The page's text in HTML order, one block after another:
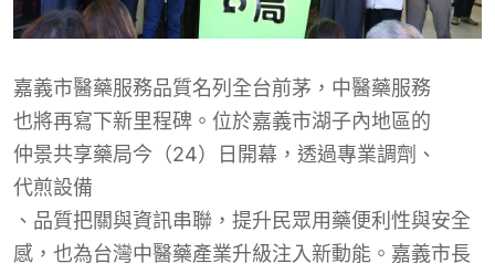
嘉義市醫藥服務品質名列全台前茅， 中醫藥服務
也將再寫下新里程碑。 位於嘉義市湖子內地區的
仲景共享藥局今（24）日開幕， 透過專業調劑、
代煎設備
、品質把關與資訊串聯，提升民眾用藥便利性與安全
感，也為台灣中醫藥產業升級注入新動能。嘉義市長